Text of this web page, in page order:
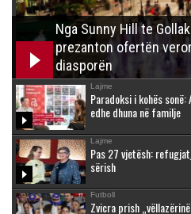
Nga Sunny Hill te
prezanton ofertën
diasporën
Lajme
Paradoksi i kohës
edhe dhuna në familje
Lajme
Pas 27 vjetësh:
sërish
Futboll
Zvicra prish